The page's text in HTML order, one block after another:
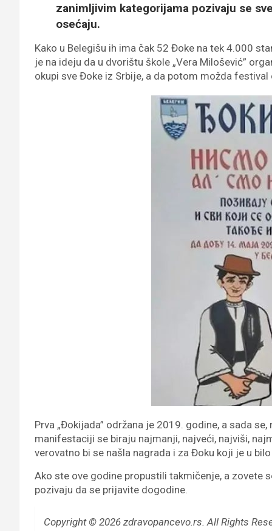
zanimljivim kategorijama pozivaju se
osećaju.
Kako u Belegišu ih ima čak 52 Đoke na tek 4.000
je na ideju da u dvorištu škole „Vera Milošević”
okupi sve Đoke iz Srbije, a da potom možda
Prva „Đokijada” održana je 2019. godine, a sada
manifestaciji se biraju najmanji, najveći, najviši,
verovatno bi se našla nagrada i za Đoku koji je u
Ako ste ove godine propustili takmičenje, a zovete
pozivaju da se prijavite dogodine.
Copyright © 2026 zdravopancevo.rs. All Rights